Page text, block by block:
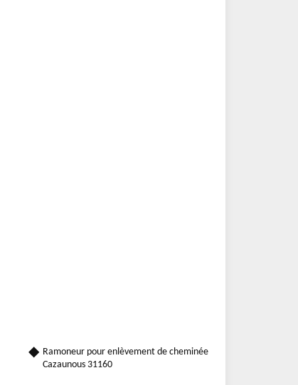
Ramoneur pour enlèvement de cheminée
Cazaunous 31160